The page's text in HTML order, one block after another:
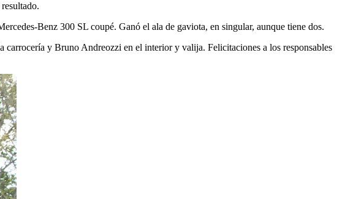
Benz 300 SL coupé. Ganó el ala de gaviota, en singular, aunque tiene dos.
carrocería y Bruno Andreozzi en el interior y valija. Felicitaciones a los responsables